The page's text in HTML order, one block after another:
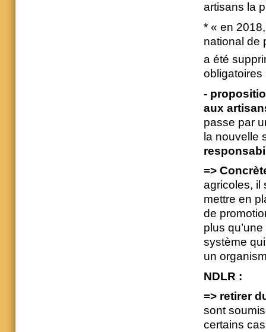
artisans la
* « en
national de
a été
obligatoires
-
aux
passe par
la nouvelle
=>
agricoles, il
mettre en
de
plus
système
un
NDLR :
=> retirer
sont
certains